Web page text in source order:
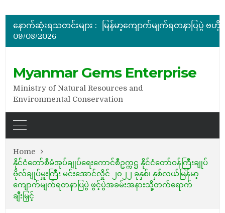
နောက်ဆုံးရသတင်းများ :
အိတ်ဖွင့်တင်ဒါခေါ်ယူခြင်း
09/08/2026
Myanmar Gems Enterprise
Ministry of Natural Resources and
Environmental Conservation
Home
နိုင်ငံတော်စီမံအုပ်ချုပ်ရေးကောင်စီဥက္ကဋ္ဌ နိုင်ငံတော်ဝန်ကြီးချုပ်
ဗိုလ်ချုပ်မှူးကြီး မင်းအောင်လှိုင် ၂၀၂၂ ခုနှစ်၊ နှစ်လယ်မြန်မာ့
ကျောက်မျက်ရတနာပြပွဲ ဖွင့်ပွဲအခမ်းအနားသို့တက်ရောက်
ချီးမြှင့်